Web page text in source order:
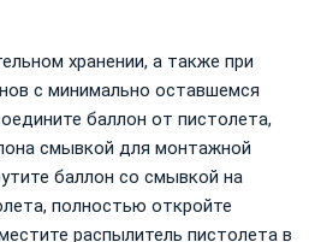
хранении, а также при
с минимально оставшемся
баллон от пистолета,
смывкой для монтажной
баллон со смывкой на
полностью откройте
распылитель пистолета в